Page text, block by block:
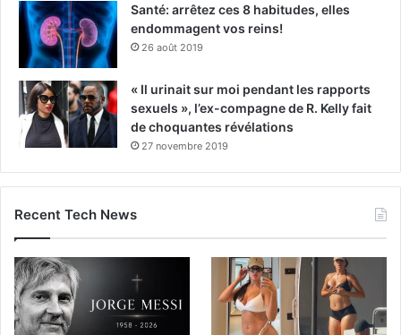
Santé: arrêtez ces 8 habitudes, elles
endommagent vos reins!
26 août 2019
« Il urinait sur moi pendant les rapports
sexuels », l’ex-compagne de R. Kelly fait
de choquantes révélations
27 novembre 2019
Recent Tech News